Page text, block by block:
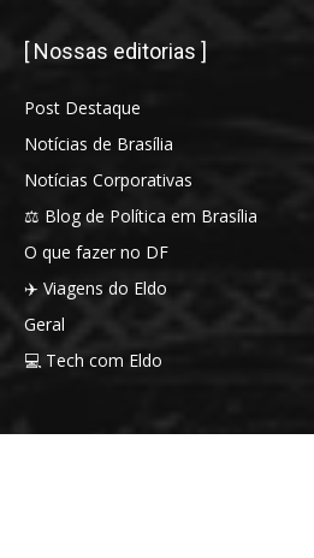
[ Nossas editorias ]
Post Destaque
Notícias de Brasília
Notícias Corporativas
⚖️ Blog de Política em Brasília
O que fazer no DF
✈️ Viagens do Eldo
Geral
💻 Tech com Eldo